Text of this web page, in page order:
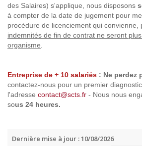
des Salaires) s'applique, nous disposons
à compter de la date de jugement pour
procédure de licenciement qui convienne,
indemnités de fin de contrat ne seront
organisme
Entreprise de + 10 salariés : Ne perdez
contactez-nous pour un premier
l'adresse contact@scts.fr - Nous nous
sous 24 heures.
Dernière mise à jour : 10/08/2026